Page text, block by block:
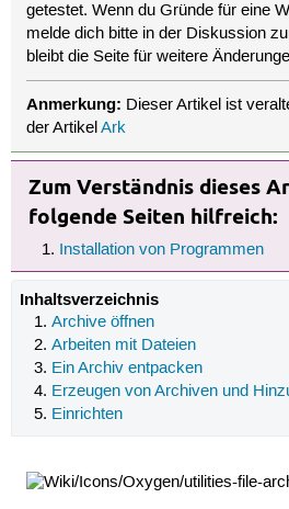
getestet. Wenn du Gründe für eine
melde dich bitte in der Diskussion
bleibt die Seite für weitere
Anmerkung: Dieser Artikel ist
der ArtikelArk
Zum Verständnis dieses
folgende Seiten hilfreich:
Installation von Programmen
Inhaltsverzeichnis
Archive öffnen
Arbeiten mit Dateien
Ein Archiv entpacken
Erzeugen von Archiven und
Einrichten